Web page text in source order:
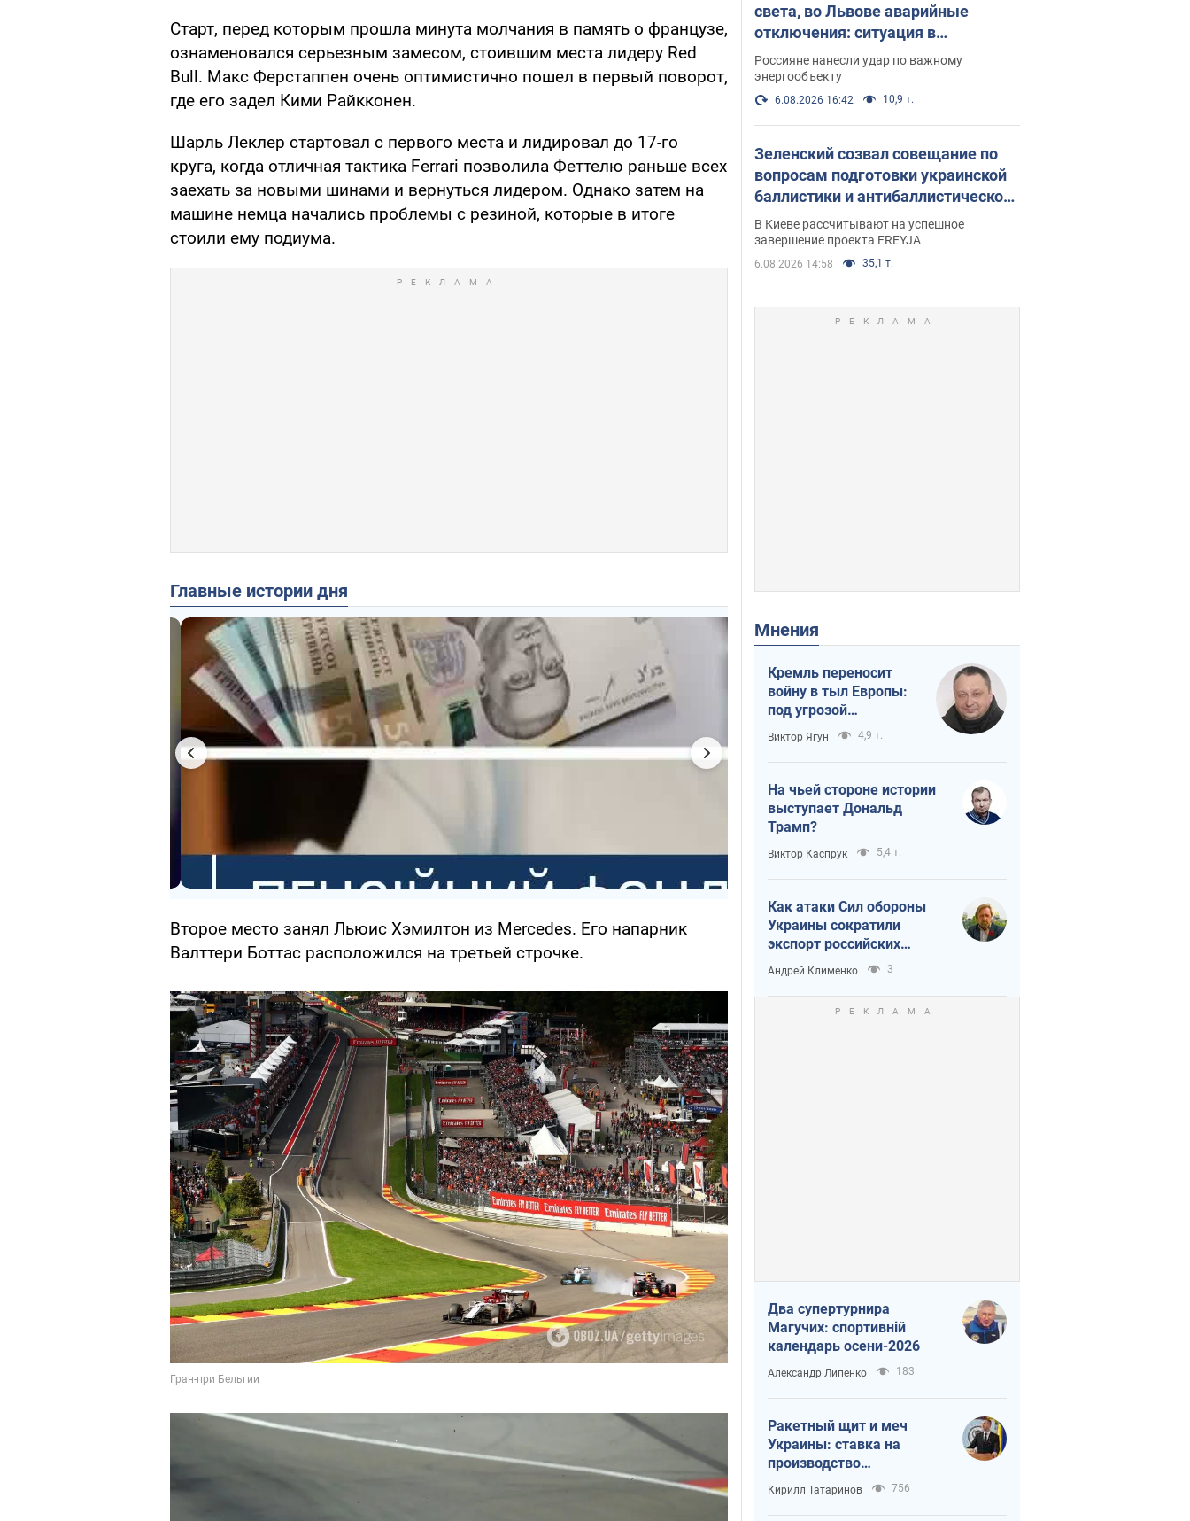
Старт, перед которым прошла минута молчания в память о французе,
ознаменовался серьезным замесом, стоившим места лидеру Red
Bull. Макс Ферстаппен очень оптимистично пошел в первый поворот,
где его задел Кими Райкконен.
Шарль Леклер стартовал с первого места и лидировал до 17-го
круга, когда отличная тактика Ferrari позволила Феттелю раньше всех
заехать за новыми шинами и вернуться лидером. Однако затем на
машине немца начались проблемы с резиной, которые в итоге
стоили ему подиума.
Главные истории дня
Второе место занял Льюис Хэмилтон из Mercedes. Его напарник
Валттери Боттас расположился на третьей строчке.
света, во Львове аварийные
отключения: ситуация в
энергосистеме 6 августа
Россияне нанесли удар по важному
энергообъекту
6.08.2026 16:42 10,9 т.
Зеленский созвал совещание по
вопросам подготовки украинской
баллистики и антибаллистической
программы FREYJA: какие
решения готовятся
В Киеве рассчитывают на успешное
завершение проекта FREYJA
6.08.2026 14:58 35,1 т.
Мнения
Кремль переносит
войну в тыл Европы:
под угрозой
критическая
логистика
Виктор Ягун 4,9 т.
На чьей стороне истории
выступает Дональд
Трамп?
Виктор Каспрук 5,4 т.
Как атаки Сил обороны
Украины сократили
экспорт российских
нефтепродуктов
Андрей Клименко 3
Два супертурнира
Магучих: спортивній
календарь осени-2026
Александр Липенко 183
Ракетный щит и меч
Украины: ставка на
производство
собственных ракет
Кирилл Татаринов 756